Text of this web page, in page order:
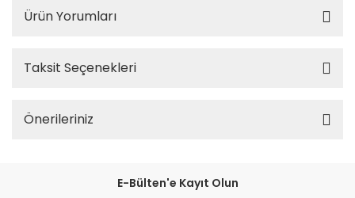
Ürün Yorumları
Taksit Seçenekleri
Önerileriniz
E-Bülten'e Kayıt Olun